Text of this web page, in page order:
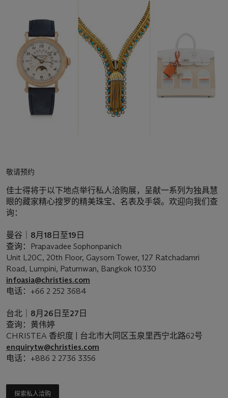
敬请预约
佳士得将于以下地点举行私人洽购展，呈献一系列为独具慧
眼的藏家精心搜罗的精美珠宝、名表及手袋。欢迎向我们查
询：
曼谷｜8月18日至19日
查询：Prapavadee Sophonpanich
Unit L20C, 20th Floor, Gaysorn Tower, 127 Ratchadamri
Road, Lumpini, Patumwan, Bangkok 10330
infoasia@christies.com
电话：+66 2 252 3684
台北｜8月26日至27日
查询：黄伟婷
CHRISTEA 香织度 | 台北市大同区玉泉里西宁北路62号
enquirytw@christies.com
电话：+886 2 2736 3356
探索私人洽购